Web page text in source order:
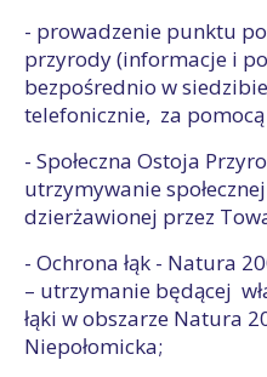
- prowadzenie punktu
przyrody (informacje i
bezpośrednio w
telefonicznie, za
- Społeczna Ostoja
utrzymywanie
dzierżawionej przez
- Ochrona łąk - Natura
– utrzymanie będącej
łąki w obszarze Natura
Niepołomicka;